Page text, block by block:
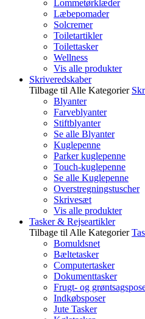
Lommetørklæder
Læbepomader
Solcremer
Toiletartikler
Toilettasker
Wellness
Vis alle produkter
Skriveredskaber
Tilbage til Alle Kategorier
Blyanter
Farveblyanter
Stiftblyanter
Se alle Blyanter
Kuglepenne
Parker kuglepenne
Touch-kuglepenne
Se alle Kuglepenne
Overstregningstuscher
Skrivesæt
Vis alle produkter
Tasker & Rejseartikler
Tilbage til Alle Kategorier
Bomuldsnet
Bæltetasker
Computertasker
Dokumenttasker
Frugt- og
Indkøbsposer
Jute Tasker